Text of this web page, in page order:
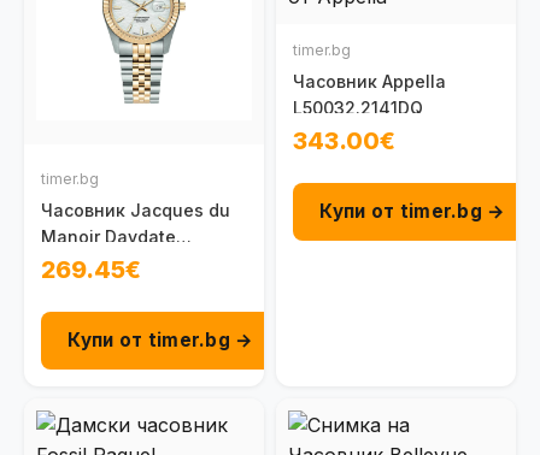
timer.bg
Часовник Jacques du
Manoir Daydate
Inspiration JWL01801
269.45€
Купи от timer.bg →
timer.bg
Часовник Appella
L50032.2141DQ
343.00€
Купи от timer.bg →